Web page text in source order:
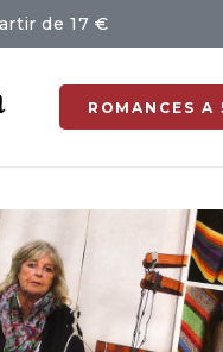
de 17 €
ROMANCES A